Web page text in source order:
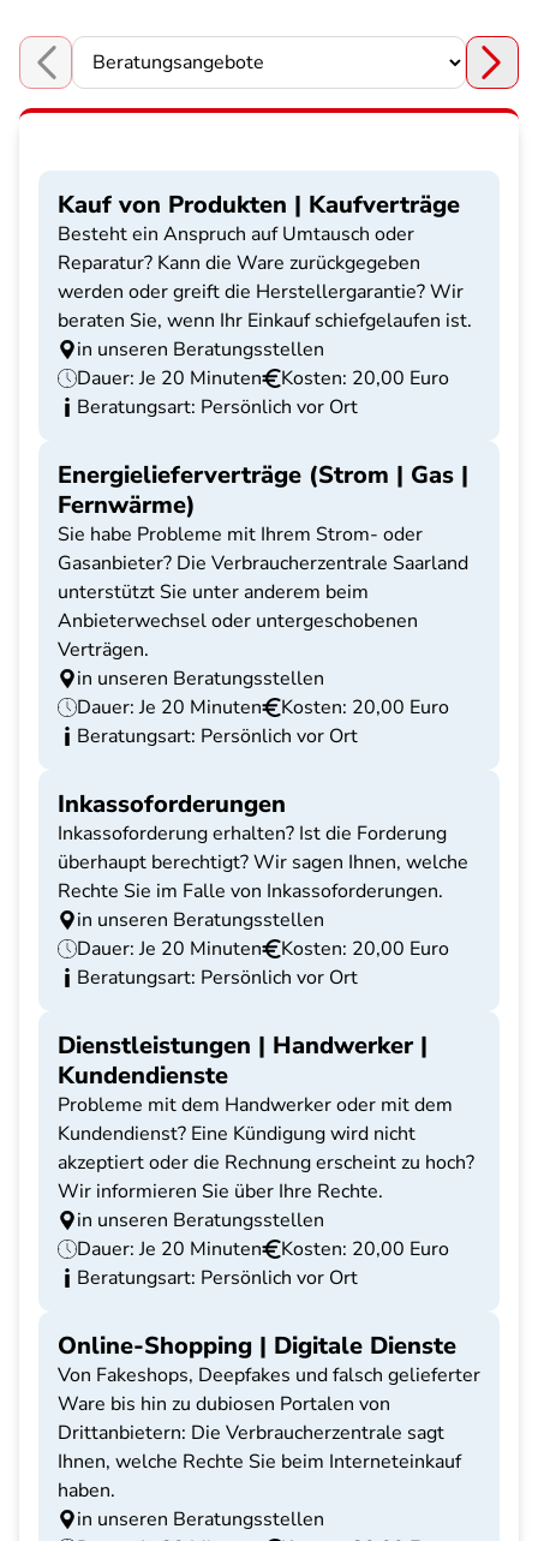
Choose a section
Kauf von Produkten | Kaufverträge
Besteht ein Anspruch auf Umtausch oder
Reparatur? Kann die Ware zurückgegeben
werden oder greift die Herstellergarantie? Wir
beraten Sie, wenn Ihr Einkauf schiefgelaufen ist.
in unseren Beratungsstellen
Dauer: Je 20 Minuten
Kosten: 20,00 Euro
Beratungsart: Persönlich vor Ort
Energielieferverträge (Strom | Gas |
Fernwärme)
Sie habe Probleme mit Ihrem Strom- oder
Gasanbieter? Die Verbraucherzentrale Saarland
unterstützt Sie unter anderem beim
Anbieterwechsel oder untergeschobenen
Verträgen.
in unseren Beratungsstellen
Dauer: Je 20 Minuten
Kosten: 20,00 Euro
Beratungsart: Persönlich vor Ort
Inkassoforderungen
Inkassoforderung erhalten? Ist die Forderung
überhaupt berechtigt? Wir sagen Ihnen, welche
Rechte Sie im Falle von Inkassoforderungen.
in unseren Beratungsstellen
Dauer: Je 20 Minuten
Kosten: 20,00 Euro
Beratungsart: Persönlich vor Ort
Dienstleistungen | Handwerker |
Kundendienste
Probleme mit dem Handwerker oder mit dem
Kundendienst? Eine Kündigung wird nicht
akzeptiert oder die Rechnung erscheint zu hoch?
Wir informieren Sie über Ihre Rechte.
in unseren Beratungsstellen
Dauer: Je 20 Minuten
Kosten: 20,00 Euro
Beratungsart: Persönlich vor Ort
Online-Shopping | Digitale Dienste
Von Fakeshops, Deepfakes und falsch gelieferter
Ware bis hin zu dubiosen Portalen von
Drittanbietern: Die Verbraucherzentrale sagt
Ihnen, welche Rechte Sie beim Interneteinkauf
haben.
in unseren Beratungsstellen